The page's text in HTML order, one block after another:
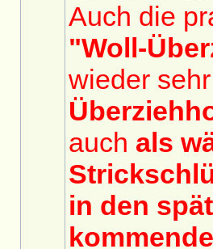
Auch die
"Woll-
wieder
auch als
in den